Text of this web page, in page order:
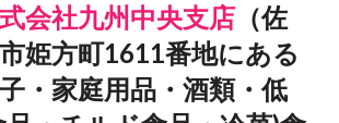
会社九州中央支店 （佐
姫方町1611番地にある
・家庭用品・酒類・低